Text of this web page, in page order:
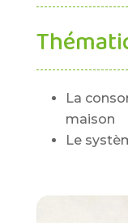
La
maison
Le